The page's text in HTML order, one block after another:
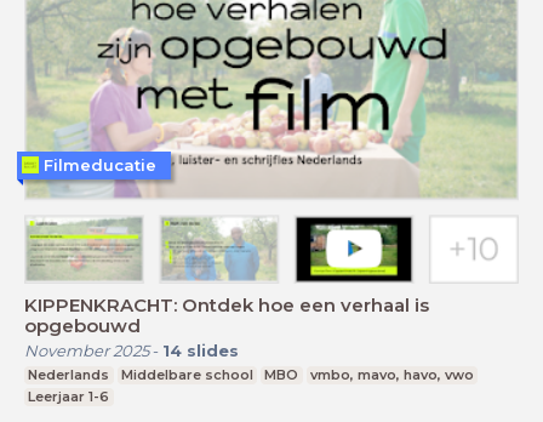
KIPPENKRACHT: Ontdek hoe een verhaal is
opgebouwd
November 2025- 14 slides
Nederlands Middelbare school MBO
vmbo, mavo, havo, vwo
Leerjaar 1-6
Filmeducatie